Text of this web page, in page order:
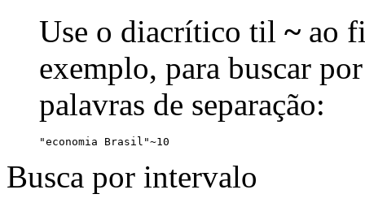
Use o diacrítico til ~ ao
exemplo, para buscar
palavras de separação:
"economia Brasil"~10
Busca por intervalo